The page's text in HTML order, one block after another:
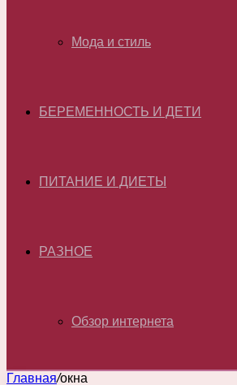
Мода и стиль
БЕРЕМЕННОСТЬ И ДЕТИ
ПИТАНИЕ И ДИЕТЫ
РАЗНОЕ
Обзор интернета
Главная/окна